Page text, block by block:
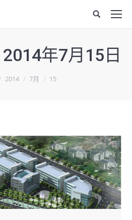
Site
search:
2014年7月15日
2014 7月 15